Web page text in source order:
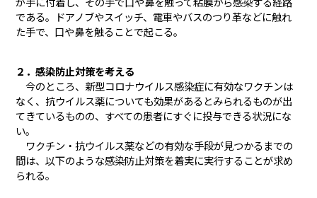
である。ドアノブやスイッチ、電車やバスのつり革などに触れ
た手で、口や鼻を触ることで起こる。
２．感染防止対策を考える
今のところ、新型コロナウイルス感染症に有効なワクチンは
なく、抗ウイルス薬についても効果があるとみられるものが出
てきているものの、すべての患者にすぐに投与できる状況にな
い。
ワクチン・抗ウイルス薬などの有効な手段が見つかるまでの
間は、以下のような感染防止対策を着実に実行することが求め
られる。